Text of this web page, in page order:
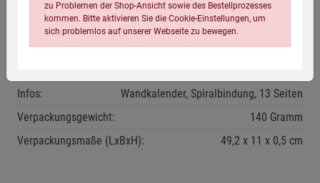
Eigenschaften
Infos:
Wandkalender, Spiralbindung, 13 Seiten
Verpackungsgewicht:
140 Gramm
Verpackungsmaße (LxBxH):
49,2 11 0,5 cm
zu Problemen der Shop-Ansicht sowie des Bestellprozesses
kommen. Bitte aktivieren Sie die Cookie-Einstellungen, um
sich problemlos auf unserer Webseite zu bewegen.